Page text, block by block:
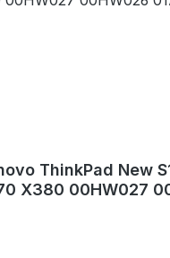
ThinkPad New
X380 00HW027